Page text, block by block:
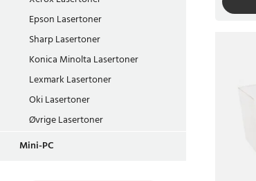
Epson Lasertoner
Sharp Lasertoner
Konica Minolta Lasertoner
Lexmark Lasertoner
Oki Lasertoner
Øvrige Lasertoner
Mini-PC